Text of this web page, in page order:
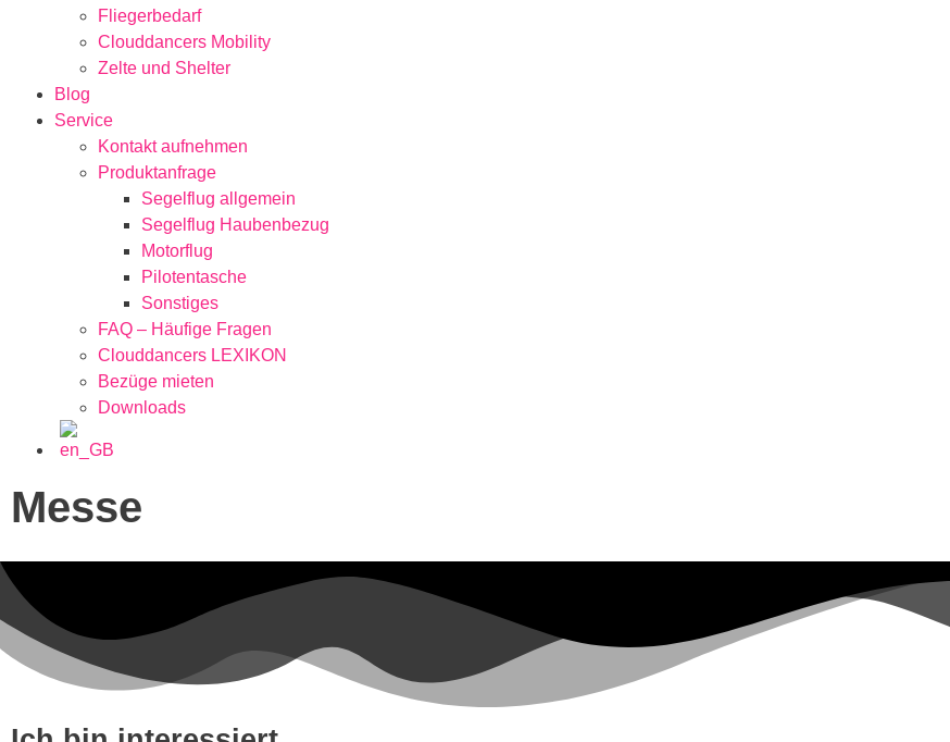
Fliegerbedarf
Clouddancers Mobility
Zelte und Shelter
Blog
Service
Kontakt aufnehmen
Produktanfrage
Segelflug allgemein
Segelflug Haubenbezug
Motorflug
Pilotentasche
Sonstiges
FAQ – Häufige Fragen
Clouddancers LEXIKON
Bezüge mieten
Downloads
Messe